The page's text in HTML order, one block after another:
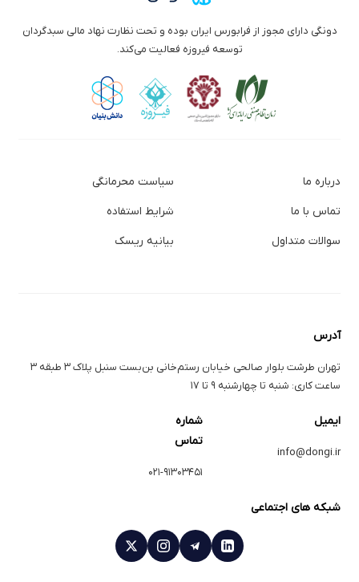
دونگی دارای مجوز از فرابورس ایران بوده و تحت نظارت نهاد مالی سبدگردان
توسعه فیروزه فعالیت می‌کند.
درباره ما
تماس با ما
سوالات متداول
سیاست محرمانگی
شرایط استفاده
بیانیه ریسک
آدرس
تهران طرشت بلوار صالحی خیابان رستم‌خانی بن‌بست سنبل پلاک ۳ طبقه ۳
ساعت کاری: شنبه تا چهارشنبه ۹ تا ۱۷
ایمیل
info@dongi.ir
شماره
تماس
۰۲۱-۹۱۳۰۳۴۵۱
شبکه های اجتماعی